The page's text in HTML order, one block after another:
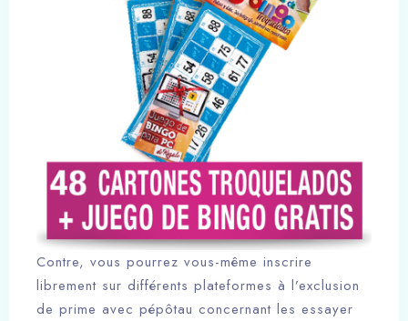
Contre, vous pourrez vous-même inscrire
librement sur différents plateformes à l’exclusion
de prime avec pépôtau concernant les essayer